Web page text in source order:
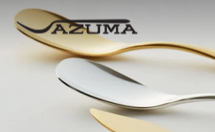
Azuma
Corporate
Site